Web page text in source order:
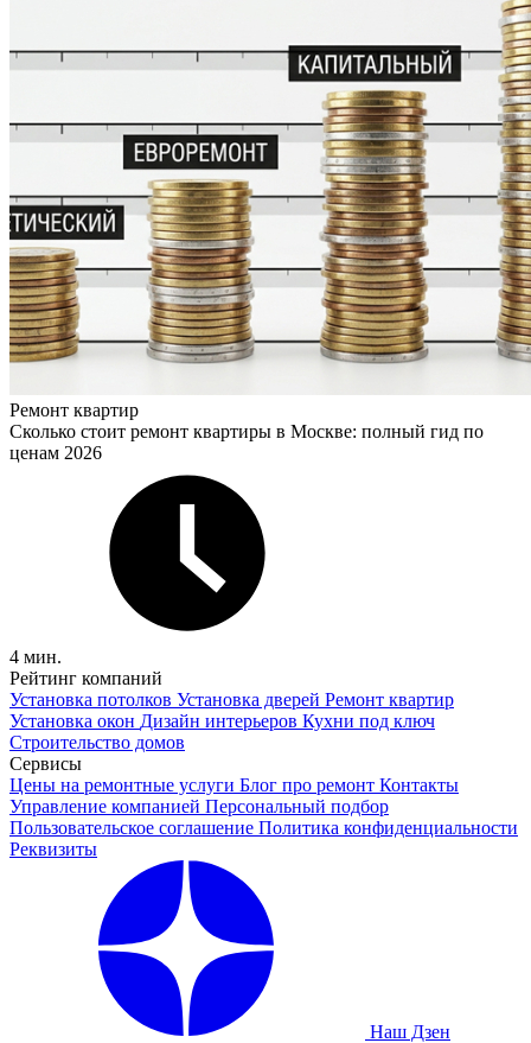
Ремонт квартир
Сколько стоит ремонт квартиры в Москве: полный гид по
ценам 2026
4 мин.
Рейтинг компаний
Установка потолков Установка дверей Ремонт квартир
Установка окон Дизайн интерьеров Кухни под ключ
Строительство домов
Сервисы
Цены на ремонтные услуги Блог про ремонт Контакты
Управление компанией Персональный подбор
Пользовательское соглашение Политика конфиденциальности
Реквизиты
Наш Дзен